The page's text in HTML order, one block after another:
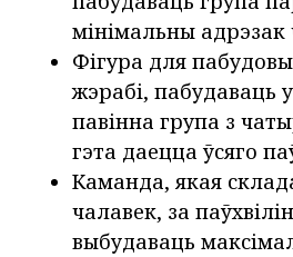
мінімальны адрэзак
Фігура для
жэрабі, пабудаваць
павінна група з
гэта даецца ўсяго
Каманда, якая
чалавек, за
выбудаваць